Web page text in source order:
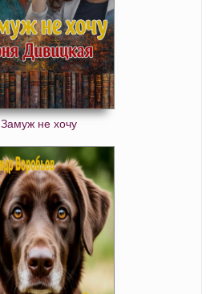
Замуж не хочу